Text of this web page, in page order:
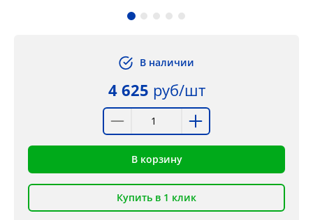
В наличии
4 625 руб/шт
В корзину
Купить в 1 клик